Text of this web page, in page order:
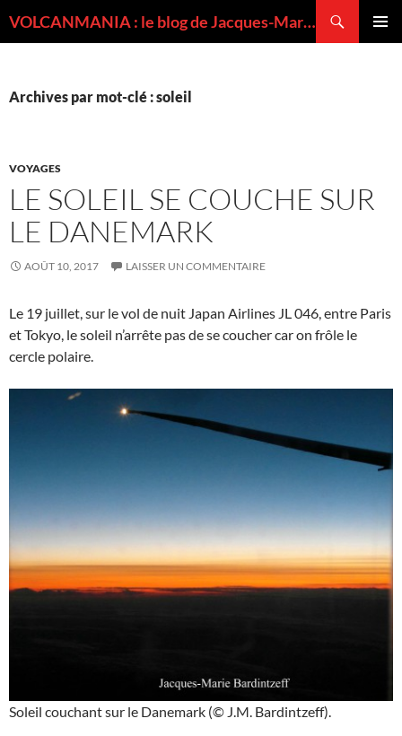
VOLCANMANIA : le blog de Jacques-Marie BARDINTZEFF, volcanologue
Archives par mot-clé : soleil
VOYAGES
LE SOLEIL SE COUCHE SUR
LE DANEMARK
AOÛT 10, 2017 LAISSER UN COMMENTAIRE
Le 19 juillet, sur le vol de nuit Japan Airlines JL 046, entre Paris
et Tokyo, le soleil n’arrête pas de se coucher car on frôle le
cercle polaire.
Soleil couchant sur le Danemark (© J.M. Bardintzeff).